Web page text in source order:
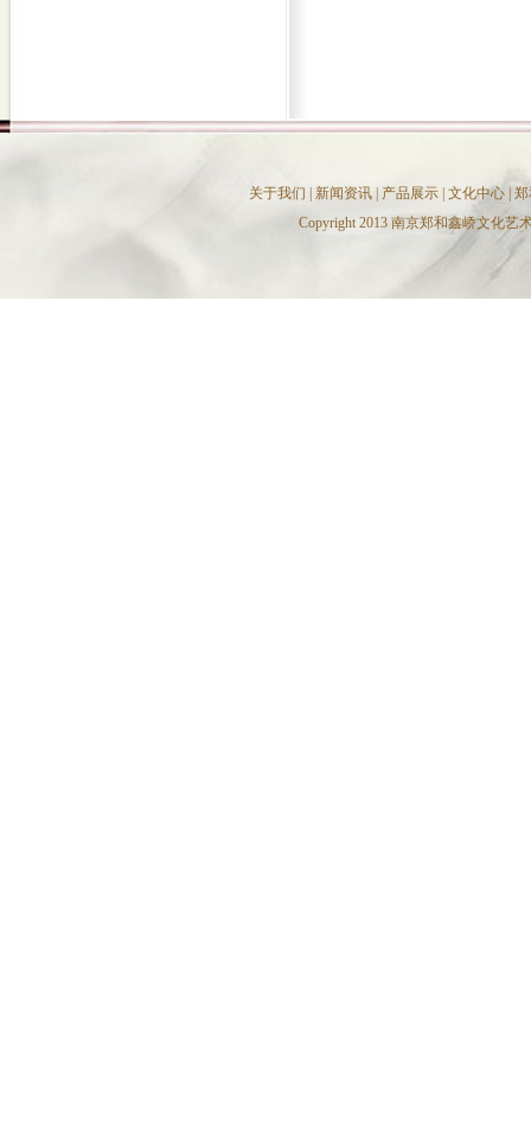
关于我们 新闻资讯| 产品展示| 文化中心|郑
Copyright 2013 南京郑和鑫峤文化艺